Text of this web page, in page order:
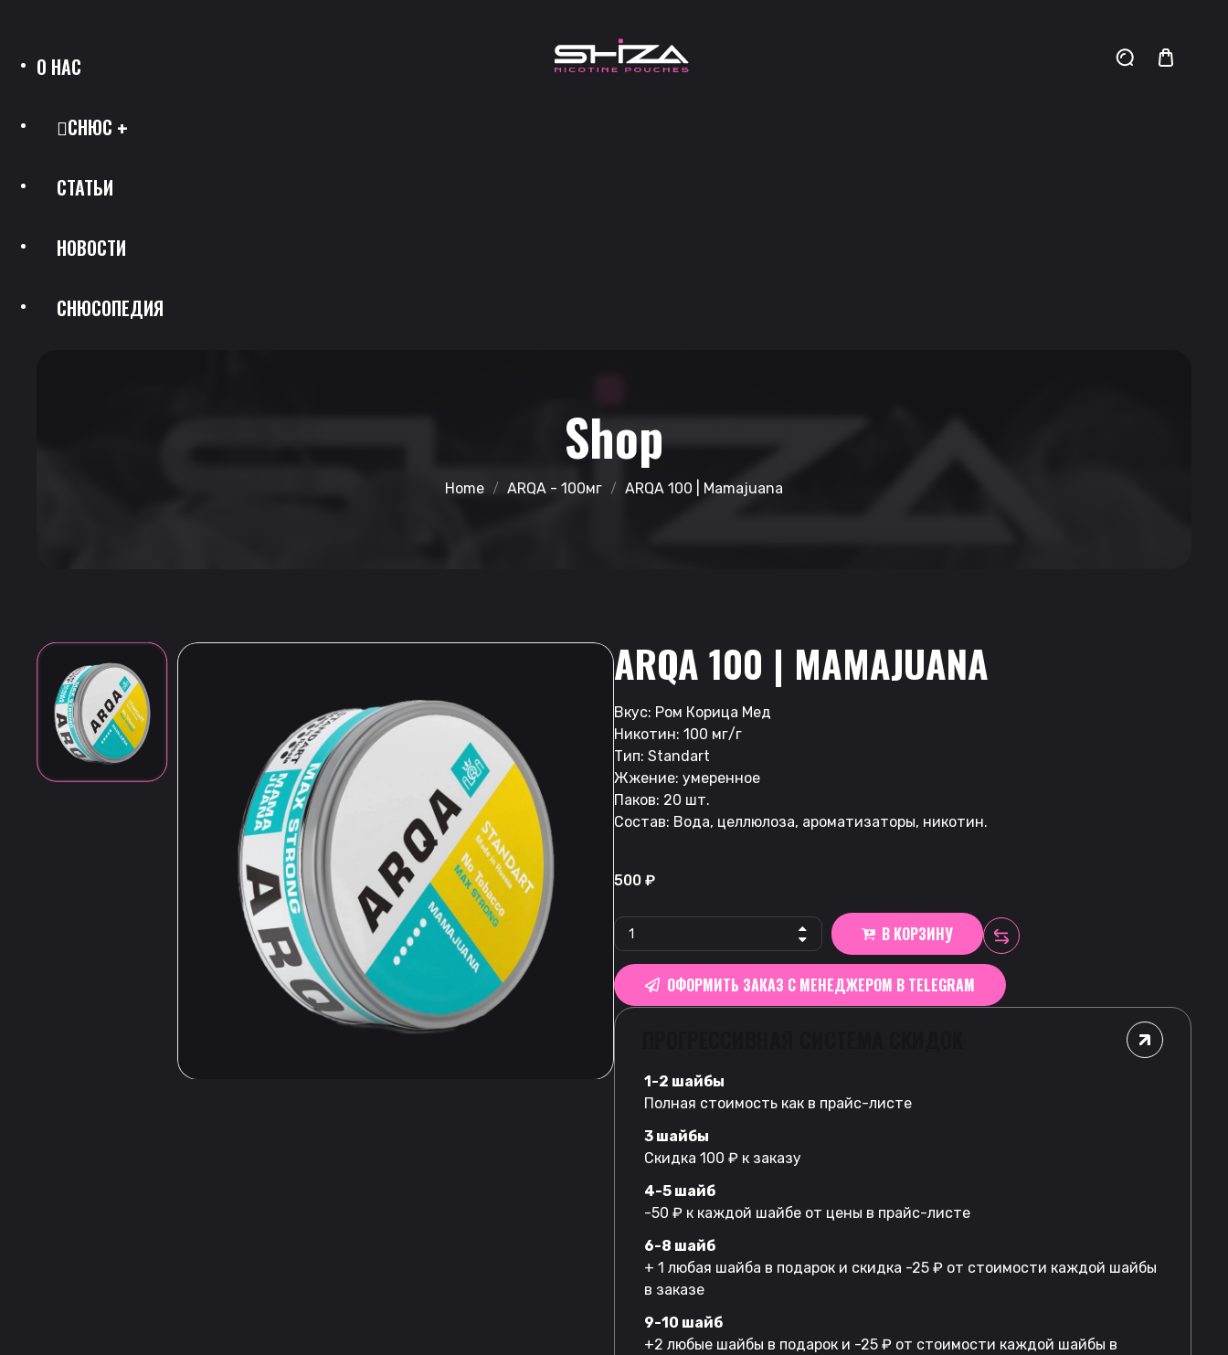
О НАС
СНЮС
СТАТЬИ
НОВОСТИ
СНЮСОПЕДИЯ
Shop
Home ARQA - 100мг ARQA 100 | Mamajuana
ARQA 100 | MAMAJUANA
Вкус: Ром Корица Мед
Никотин: 100 мг/г
Тип: Standart
Жжение: умеренное
Паков: 20 шт.
Состав: Вода, целлюлоза, ароматизаторы, никотин.
500 ₽
В КОРЗИНУ
ОФОРМИТЬ ЗАКАЗ С МЕНЕДЖЕРОМ В TELEGRAM
1-2 шайбы
Полная стоимость как в прайс-листе
3 шайбы
Скидка 100 ₽ к заказу
4-5 шайб
-50 ₽ к каждой шайбе от цены в прайс-листе
6-8 шайб
+ 1 любая шайба в подарок и скидка -25 ₽ от стоимости каждой шайбы
в заказе
9-10 шайб
+2 любые шайбы в подарок и -25 ₽ от стоимости каждой шайбы в